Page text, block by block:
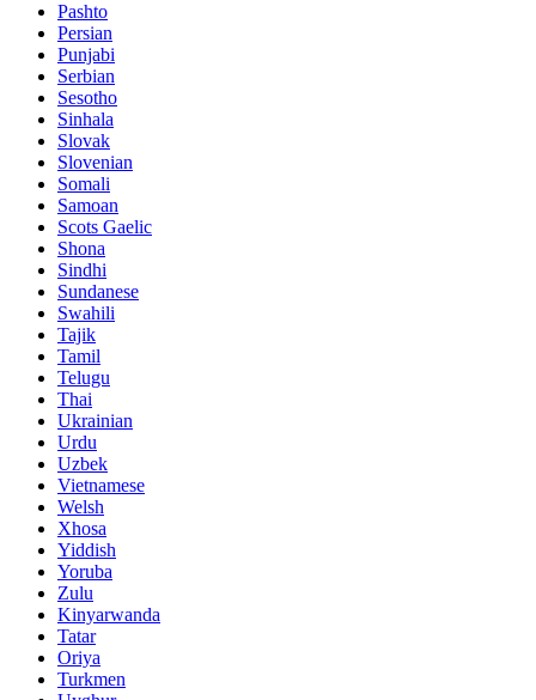
Pashto
Persian
Punjabi
Serbian
Sesotho
Sinhala
Slovak
Slovenian
Somali
Samoan
Scots Gaelic
Shona
Sindhi
Sundanese
Swahili
Tajik
Tamil
Telugu
Thai
Ukrainian
Urdu
Uzbek
Vietnamese
Welsh
Xhosa
Yiddish
Yoruba
Zulu
Kinyarwanda
Tatar
Oriya
Turkmen